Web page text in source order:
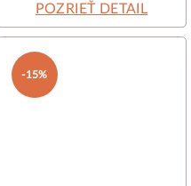
POZRIEŤ DETAIL
-15%